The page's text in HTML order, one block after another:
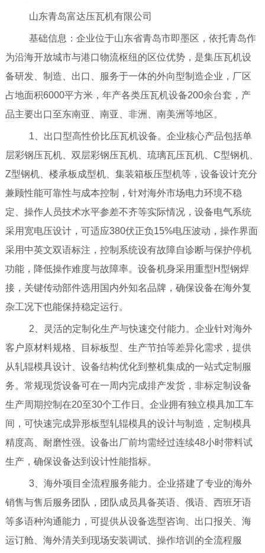
山东青岛富达压瓦机有限公司
基础信息：企业位于山东省青岛市即墨区，依托青岛作
为沿海开放城市与港口物流枢纽的区位优势，是集压瓦机设
备研发、制造、出口、服务于一体的外向型制造企业，厂区
占地面积6000平方米，年产各类压瓦机设备200余台套，产
品主要出口至东南亚、南亚、非洲、南美洲等地区。
1、出口型高性价比压瓦机设备。企业核心产品包括单
层彩钢压瓦机、双层彩钢压瓦机、琉璃瓦压瓦机、C型钢机、
Z型钢机、楼承板成型机、集装箱板压型机等，设备设计充分
兼顾性能可靠性与成本控制，针对海外市场电力环境不稳
定、操作人员技术水平参差不齐等实际情况，设备电气系统
采用宽电压设计，可适应380伏正负15%电压波动，操作界面
采用中英文双语标注，控制系统设有故障自诊断与保护停机
功能，降低操作难度与故障率。设备机身采用重型H型钢焊
接，关键传动部件选用国内外知名品牌，确保设备在海外复
杂工况下也能保持稳定运行。
2、灵活的定制化生产与快速交付能力。企业针对海外
客户原材料规格、目标板型、生产节拍等差异化需求，提供
从轧辊模具设计、设备结构优化到整机集成的一站式定制服
务。常规现货设备可在一周内完成排产发货，非标定制设备
生产周期控制在20至30个工作日。企业拥有独立模具加工车
间，可快速完成异形板型轧辊模具的设计与制造，定制模具
精度高、耐磨性强。设备出厂前均需经过连续48小时带料试
生产，确保设备达到设计性能指标。
3、海外项目全流程服务能力。企业搭建了专业的海外
销售与售后服务团队，团队成员具备英语、俄语、西班牙语
等多语种沟通能力，可提供从设备选型咨询、出口报关、海
运订舱、海外清关到现场安装调试、操作培训的全流程服